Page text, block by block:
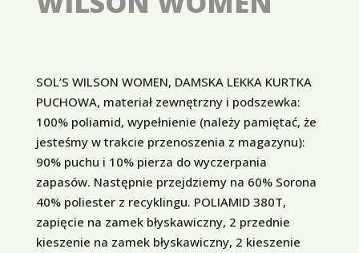
SOL’S WILSON WOMEN, DAMSKA LEKKA KURTKA
PUCHOWA, materiał zewnętrzny i podszewka:
100% poliamid, wypełnienie (należy pamiętać, że
jesteśmy w trakcie przenoszenia z magazynu):
90% puchu i 10% pierza do wyczerpania
zapasów. Następnie przejdziemy na 60% Sorona
40% poliester z recyklingu. POLIAMID 380T,
zapięcie na zamek błyskawiczny, 2 przednie
kieszenie na zamek błyskawiczny, 2 kieszenie